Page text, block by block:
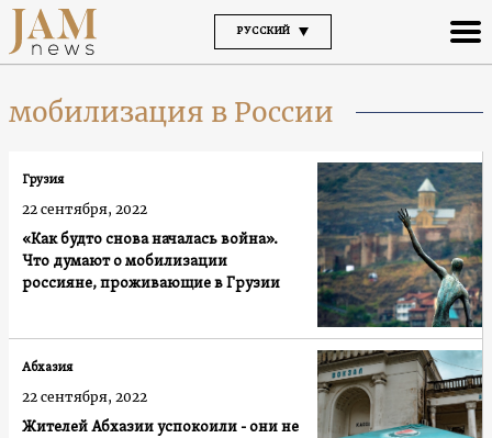
РУССКИЙ
мобилизация в России
«Как будто снова началась война».
Что думают о мобилизации
россияне, проживающие в Грузии
Грузия
22 сентября, 2022
Жителей Абхазии успокоили - они не
Абхазия
22 сентября, 2022